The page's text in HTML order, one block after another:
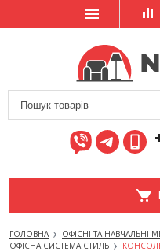
ГОЛОВНА ОФІСНІ ТА НАВЧАЛЬНІ
ОФІСНА СИСТЕМА СТИЛЬ